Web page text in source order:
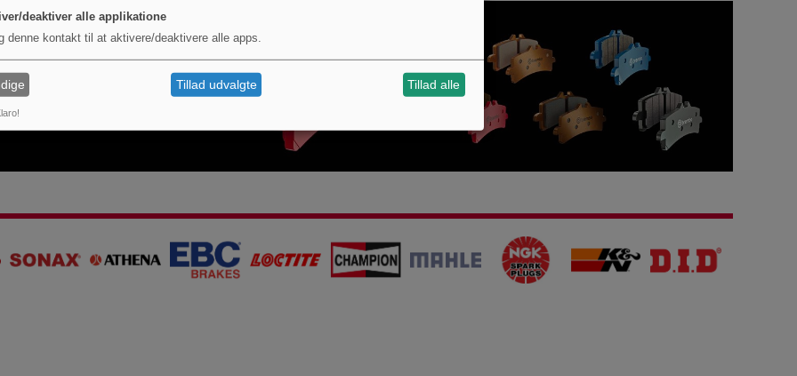
deaktiver alle applikatione
denne kontakt til at aktivere/deaktivere alle apps.
Tillad udvalgte Tillad alle